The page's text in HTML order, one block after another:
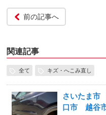
前の記事へ
関連記事
全て キズ・へこみ直し
さいたま
口市 越谷